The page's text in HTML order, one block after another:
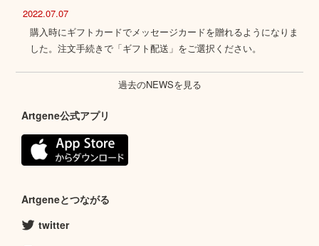
2022.07.07
購入時にギフトカードでメッセージカードを贈れるようになりま
した。注文手続きで「ギフト配送」をご選択ください。
過去のNEWSを見る
Artgene公式アプリ
Artgeneとつながる
twitter